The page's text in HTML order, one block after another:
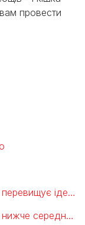
провести
Що робити, якщо вага вашої кішки перевищує ідеальну?
Що робити, якщо вага вашої кішки нижче середньої?